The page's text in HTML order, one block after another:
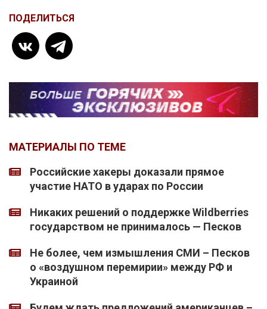
ПОДЕЛИТЬСЯ
МАТЕРИАЛЫ ПО ТЕМЕ
Российские хакеры доказали прямое
участие НАТО в ударах по России
Никаких решений о поддержке Wildberries
государством не принималось — Песков
Не более, чем измышления СМИ – Песков
о «воздушном перемирии» между РФ и
Украиной